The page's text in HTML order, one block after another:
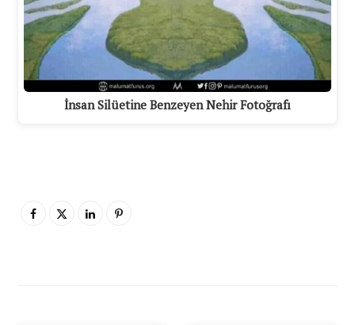
İnsan Silüetine Benzeyen Nehir Fotoğrafı